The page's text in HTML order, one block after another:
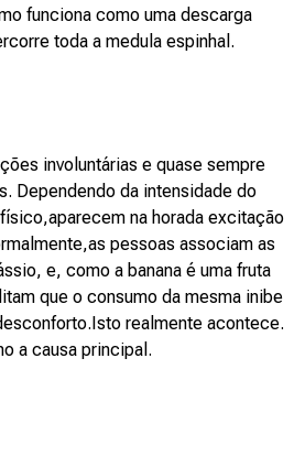
funciona como uma descarga
toda a medula espinhal.
involuntárias e quase sempre
Dependendo da intensidade do
na horada excitação
pessoas associam as
e, como a banana é uma fruta
que o consumo da mesma inibe
realmente acontece.
a causa principal.